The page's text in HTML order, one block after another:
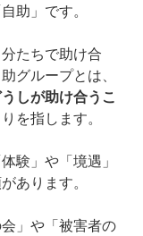
助」です。
たちで助け合
グループとは、
しが助け合うこ
を指します。
験」や「境遇」
あります。
」や「被害者の